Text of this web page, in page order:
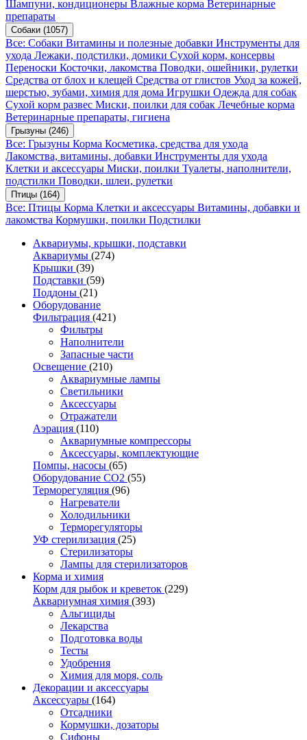
Шампуни, кондиционеры Влажные корма Ветеринарные
препараты
Собаки (1057)
Все: Собаки Витамины и полезные добавки Инструменты для
ухода Лежаки, подстилки, домики Сухой корм, консервы
Переноски Косточки, лакомства Поводки, ошейники, рулетки
Средства от блох и клещей Средства от глистов Уход за кожей,
шерстью, зубами, химия для дома Игрушки Одежда для собак
Сухой корм развес Миски, поилки для собак Лечебные корма
Ветеринарные препараты, гигиена
Грызуны (246)
Все: Грызуны Корма Косметика, средства для ухода
Лакомства, витамины, добавки Инструменты для ухода
Клетки и аксессуары Миски, поилки Туалеты, наполнители,
подстилки Поводки, шлеи, рулетки
Птицы (164)
Все: Птицы Корма Клетки и аксессуары Витамины, добавки и
лакомства Кормушки, поилки Подстилки
Аквариумы, крышки, подставки
Аквариумы (274)
Крышки (39)
Подставки (59)
Поддоны (21)
Оборудование
Фильтрация (421)
Фильтры
Наполнители
Запасные части
Освещение (210)
Аквариумные лампы
Светильники
Аксессуары
Отражатели
Аэрация (110)
Аквариумные компрессоры
Аксессуары, комплектующие
Помпы, насосы (65)
Оборудование CO2 (55)
Терморегуляция (96)
Нагреватели
Холодильники
Терморегуляторы
УФ стерилизация (25)
Стерилизаторы
Лампы для стерилизаторов
Корма и химия
Корм для рыбок и креветок (229)
Аквариумная химия (393)
Альгициды
Лекарства
Подготовка воды
Тесты
Удобрения
Химия для моря, соль
Декорации и аксессуары
Аксессуары (164)
Отсадники
Кормушки, дозаторы
Сифоны